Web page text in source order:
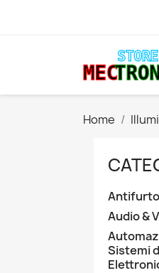
Home
Audio &
Sistemi